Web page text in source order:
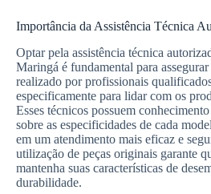
Importância da Assistência Técnica
Optar pela assistência técnica
Maringá é fundamental para
realizado por profissionais
especificamente para lidar com os
Esses técnicos possuem
sobre as especificidades de cada
em um atendimento mais eficaz e
utilização de peças originais garante
mantenha suas características de
durabilidade.